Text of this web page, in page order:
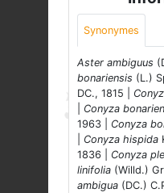
Synonymes
Aster ambiguus
bonariensis (L.)
DC., 1815 |
Conyza
1963 | Conyza
Conyza hispida
1836 | Conyza
linifolia (Willd.)
ambigua (DC.)